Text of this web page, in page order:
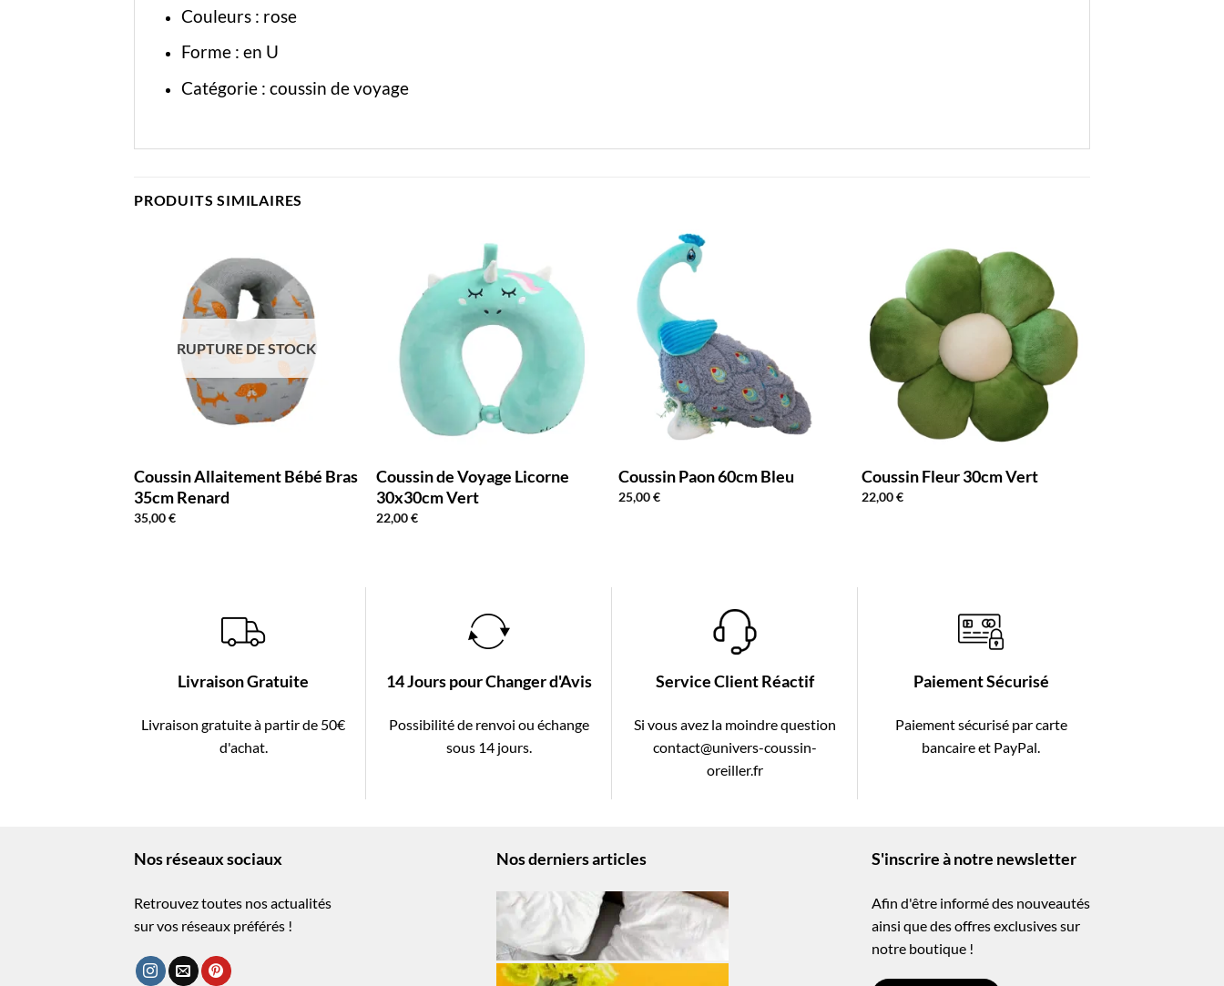
Couleurs : rose
Forme : en U
Catégorie : coussin de voyage
PRODUITS SIMILAIRES
RUPTURE DE STOCK
Coussin Allaitement Bébé Bras
35cm Renard
35,00€
Coussin de Voyage Licorne
30x30cm Vert
22,00€
Coussin Paon 60cm Bleu
25,00€
Coussin Fleur 30cm Vert
22,00€
Livraison Gratuite
Livraison gratuite à partir de 50€
d'achat.
14 Jours pour Changer d'Avis
Possibilité de renvoi ou échange
sous 14 jours.
Service Client Réactif
Si vous avez la moindre question
contact@univers-coussin-
oreiller.fr
Paiement Sécurisé
Paiement sécurisé par carte
bancaire et PayPal.
Nos réseaux sociaux
Retrouvez toutes nos actualités
sur vos réseaux préférés !
Nos derniers articles S'inscrire à notre newsletter
Afin d'être informé des nouveautés
ainsi que des offres exclusives sur
notre boutique !